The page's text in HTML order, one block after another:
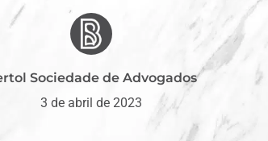
Sociedade de Advogados
3 de abril de 2023